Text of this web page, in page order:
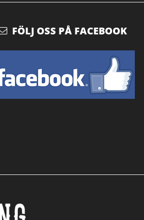
FÖLJ OSS PÅ FACEBOOK